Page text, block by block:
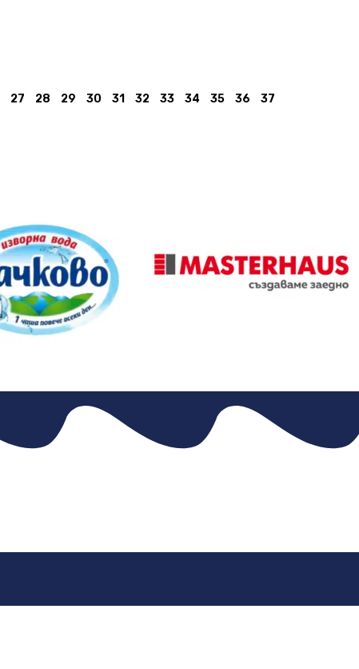
27 28 29 30 31 32 33 34 35 36
37